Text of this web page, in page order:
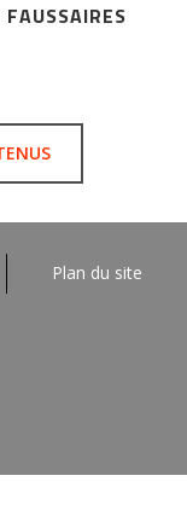
Plan du site